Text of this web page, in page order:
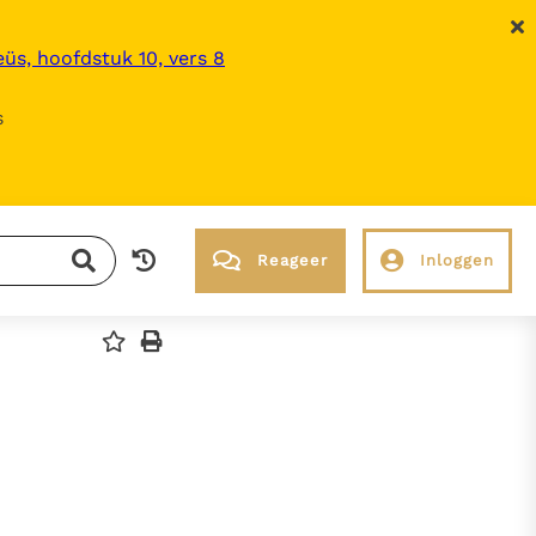
hoofdstuk 10, vers 8
kerkelijke documenten van de Rooms
Reageer Inloggen